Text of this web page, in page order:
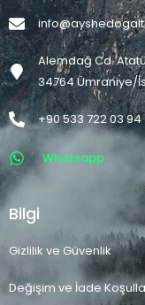
Alemdağ Cd.
34764 Ümraniye/
+90 533 722 03 94
Whatsapp
Bilgi
Gizlilik ve Güvenlik
Değişim ve İade